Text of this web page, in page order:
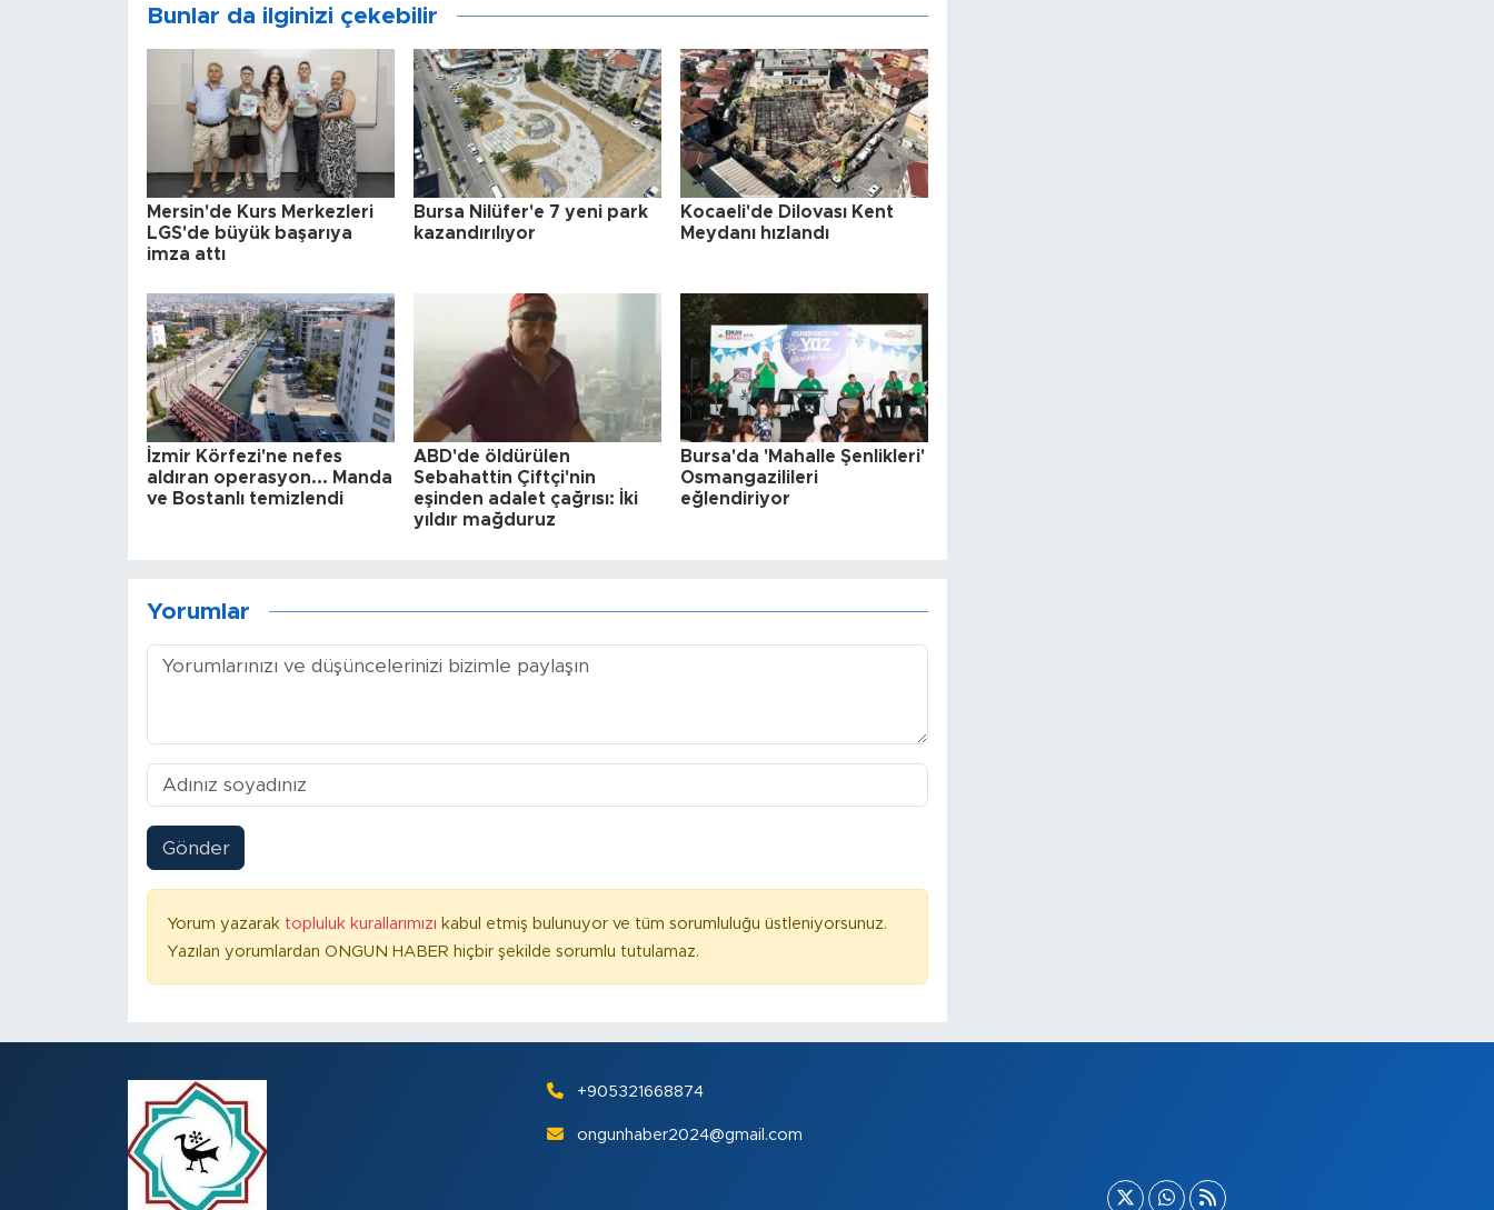
Bunlar da ilginizi çekebilir
Mersin'de Kurs Merkezleri
LGS'de büyük başarıya
imza attı
Bursa Nilüfer'e 7 yeni park
kazandırılıyor
Kocaeli'de Dilovası Kent
Meydanı hızlandı
İzmir Körfezi'ne nefes
aldıran operasyon... Manda
ve Bostanlı temizlendi
ABD'de öldürülen
Sebahattin Çiftçi'nin
eşinden adalet çağrısı: İki
yıldır mağduruz
Bursa'da 'Mahalle Şenlikleri'
Osmangazilileri
eğlendiriyor
Yorumlar
Gönder
Yorum yazarak topluluk kurallarımızı kabul etmiş bulunuyor ve tüm sorumluluğu üstleniyorsunuz.
Yazılan yorumlardan ONGUN HABER hiçbir şekilde sorumlu tutulamaz.
+905321668874
ongunhaber2024@gmail.com